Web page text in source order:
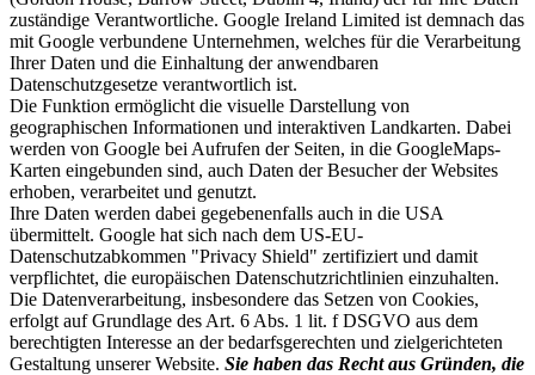
zuständige Verantwortliche. Google Ireland Limited ist demnach das
mit Google verbundene Unternehmen, welches für die Verarbeitung
Ihrer Daten und die Einhaltung der anwendbaren
Datenschutzgesetze verantwortlich ist.
Die Funktion ermöglicht die visuelle Darstellung von
geographischen Informationen und interaktiven Landkarten. Dabei
werden von Google bei Aufrufen der Seiten, in die GoogleMaps-
Karten eingebunden sind, auch Daten der Besucher der Websites
erhoben, verarbeitet und genutzt.
Ihre Daten werden dabei gegebenenfalls auch in die USA
übermittelt. Google hat sich nach dem US-EU-
Datenschutzabkommen "Privacy Shield" zertifiziert und damit
verpflichtet, die europäischen Datenschutzrichtlinien einzuhalten.
Die Datenverarbeitung, insbesondere das Setzen von Cookies,
erfolgt auf Grundlage des Art. 6 Abs. 1 lit. f DSGVO aus dem
berechtigten Interesse an der bedarfsgerechten und zielgerichteten
Gestaltung unserer Website. Sie haben das Recht aus Gründen, die